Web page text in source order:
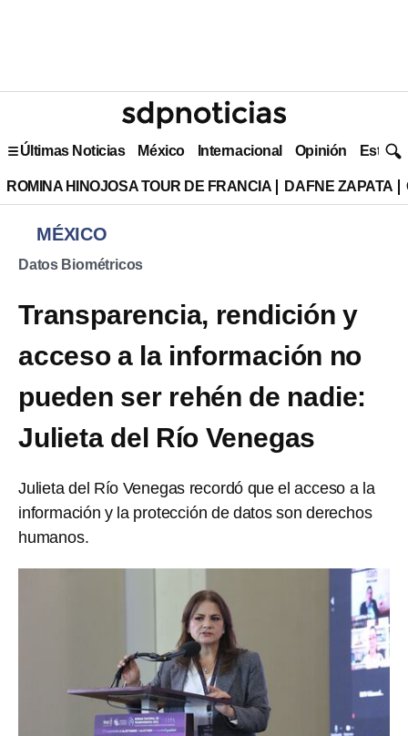
Últimas Noticias México Internacional Opinión Estilo
ROMINA HINOJOSA TOUR DE FRANCIA DAFNE ZAPATA
MÉXICO
Datos Biométricos
Transparencia, rendición y
acceso a la información no
pueden ser rehén de nadie:
Julieta del Río Venegas
Julieta del Río Venegas recordó que el acceso a la
información y la protección de datos son derechos
humanos.